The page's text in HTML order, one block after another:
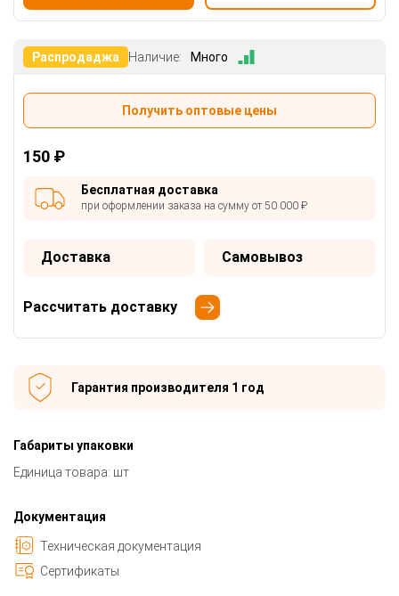
Распродаджа Наличие: Много
Получить оптовые цены
150 ₽
Бесплатная доставка
при оформлении заказа на сумму от 50 000 ₽
Доставка Самовывоз
Рассчитать доставку
Гарантия производителя 1 год
Габариты упаковки
Единица товара: шт
Документация
Техническая документация
Сертификаты